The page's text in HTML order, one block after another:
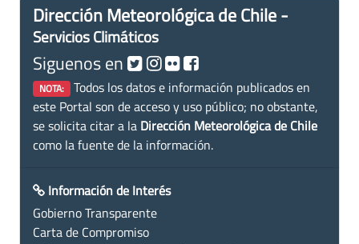
Dirección Meteorológica de Chile -
Servicios Climáticos
Siguenos en
NOTA: Todos los datos e información publicados en
este Portal son de acceso y uso público; no obstante,
se solicita citar a la Dirección Meteorológica de Chile
como la fuente de la información.
Información de Interés
Gobierno Transparente
Carta de Compromiso